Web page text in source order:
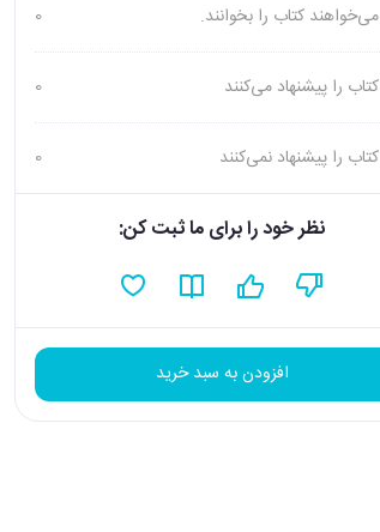
می‌خواهند کتاب را بخوانند. 0
کتاب را پیشنهاد می‌کنند 0
کتاب را پیشنهاد نمی‌کنند 0
نظر خود را برای ما ثبت کن:
افزودن به سبد خرید